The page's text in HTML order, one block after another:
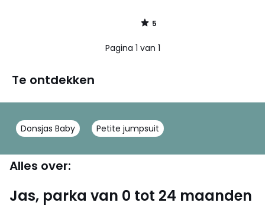
5
/
Pagina 1 van 1
Te ontdekken
Donsjas Baby Petite jumpsuit
Alles over:
Jas, parka van 0 tot 24 maanden